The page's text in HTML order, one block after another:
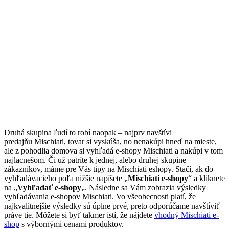
Druhá skupina ľudí to robí naopak – najprv navštívi
predajňu Mischiati, tovar si vyskúša, no nenakúpi hneď na mieste,
ale z pohodlia domova si vyhľadá e-shopy Mischiati a nakúpi v tom
najlacnešom. Či už patríte k jednej, alebo druhej skupine
zákazníkov, máme pre Vás tipy na Mischiati eshopy. Stačí, ak do
vyhľadávacieho poľa nižšie napíšete „Mischiati e-shopy“ a kliknete
na „Vyhľadať e-shopy„. Následne sa Vám zobrazia výsledky
vyhľadávania e-shopov Mischiati. Vo všeobecnosti platí, že
najkvalitnejšie výsledky sú úplne prvé, preto odporúčame navštíviť
práve tie. Môžete si byť takmer istí, že nájdete vhodný Mischiati e-
shop s výbornými cenami produktov.